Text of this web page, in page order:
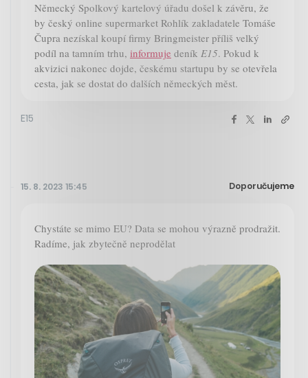
Německý Spolkový kartelový úřadu došel k závěru, že
by český online supermarket Rohlík zakladatele Tomáše
Čupra nezískal koupí firmy Bringmeister příliš velký
podíl na tamním trhu, informuje deník E15. Pokud k
akvizici nakonec dojde, českému startupu by se otevřela
cesta, jak se dostat do dalších německých měst.
E15
15. 8. 2023 15:45 Doporučujeme
Chystáte se mimo EU? Data se mohou výrazně prodražit.
Radíme, jak zbytečně neprodělat